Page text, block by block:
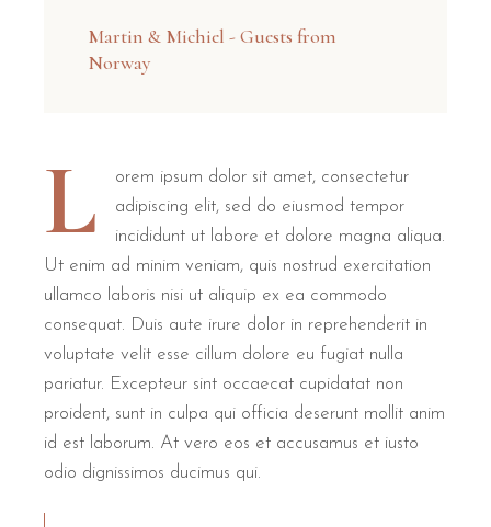
Martin & Michiel - Guests from
Norway
L
orem ipsum dolor sit amet, consectetur
adipiscing elit, sed do eiusmod tempor
incididunt ut labore et dolore magna aliqua.
Ut enim ad minim veniam, quis nostrud exercitation
ullamco laboris nisi ut aliquip ex ea commodo
consequat. Duis aute irure dolor in reprehenderit in
voluptate velit esse cillum dolore eu fugiat nulla
pariatur. Excepteur sint occaecat cupidatat non
proident, sunt in culpa qui officia deserunt mollit anim
id est laborum. At vero eos et accusamus et iusto
odio dignissimos ducimus qui.